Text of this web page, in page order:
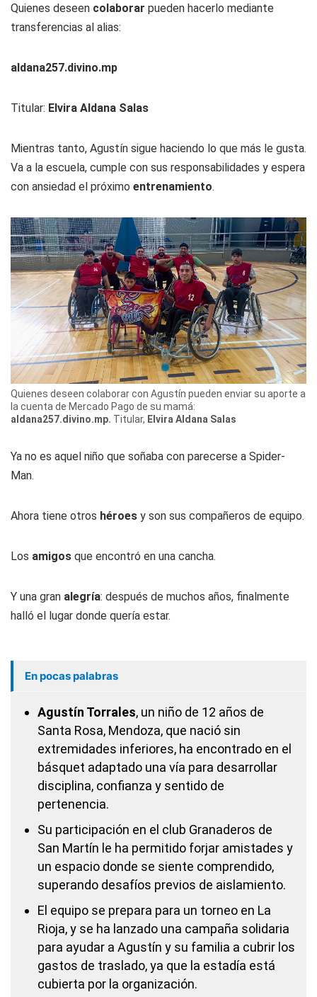
Quienes deseen colaborar pueden hacerlo mediante
transferencias al alias:
aldana257.divino.mp
Titular: Elvira Aldana Salas
Mientras tanto, Agustín sigue haciendo lo que más le gusta.
Va a la escuela, cumple con sus responsabilidades y espera
con ansiedad el próximo entrenamiento.
Quienes deseen colaborar con Agustín pueden enviar su aporte a
la cuenta de Mercado Pago de su mamá:
aldana257.divino.mp. Titular, Elvira Aldana Salas
Ya no es aquel niño que soñaba con parecerse a Spider-
Man.
Ahora tiene otros héroes y son sus compañeros de equipo.
Los amigos que encontró en una cancha.
Y una gran alegría: después de muchos años, finalmente
halló el lugar donde quería estar.
En pocas palabras
Agustín Torrales, un niño de 12 años de
Santa Rosa, Mendoza, que nació sin
extremidades inferiores, ha encontrado en el
básquet adaptado una vía para desarrollar
disciplina, confianza y sentido de
pertenencia.
Su participación en el club Granaderos de
San Martín le ha permitido forjar amistades y
un espacio donde se siente comprendido,
superando desafíos previos de aislamiento.
El equipo se prepara para un torneo en La
Rioja, y se ha lanzado una campaña solidaria
para ayudar a Agustín y su familia a cubrir los
gastos de traslado, ya que la estadía está
cubierta por la organización.